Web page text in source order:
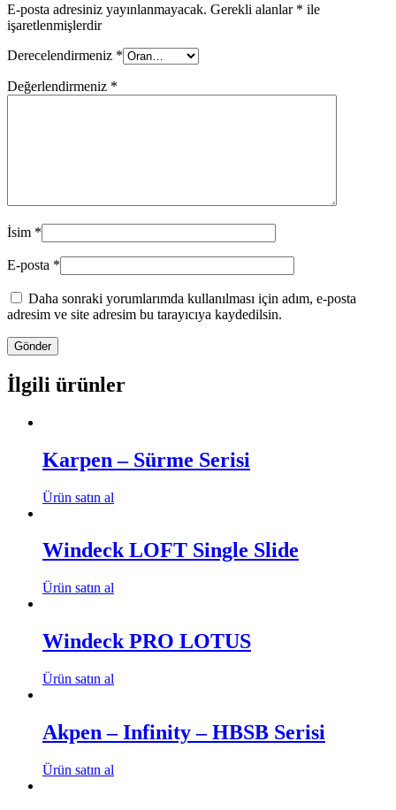
E-posta adresiniz yayınlanmayacak. Gerekli alanlar * ile
işaretlenmişlerdir
Derecelendirmeniz *
Değerlendirmeniz *
İsim *
E-posta *
Daha sonraki yorumlarımda kullanılması için adım, e-posta
adresim ve site adresim bu tarayıcıya kaydedilsin.
İlgili ürünler
Karpen – Sürme Serisi
Ürün satın al
Windeck LOFT Single Slide
Ürün satın al
Windeck PRO LOTUS
Ürün satın al
Akpen – Infinity – HBSB Serisi
Ürün satın al